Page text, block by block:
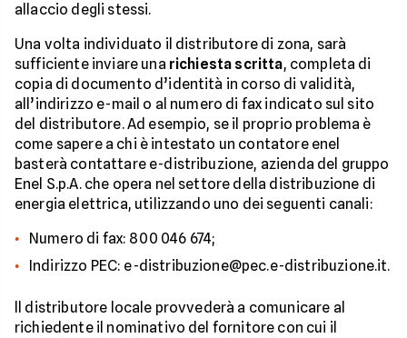
allaccio degli stessi.
Una volta individuato il distributore di zona, sarà
sufficiente inviare una richiesta scritta, completa di
copia di documento d’identità in corso di validità,
all’indirizzo e-mail o al numero di fax indicato sul sito
del distributore. Ad esempio, se il proprio problema è
come sapere a chi è intestato un contatore enel
basterà contattare e-distribuzione, azienda del gruppo
Enel S.p.A. che opera nel settore della distribuzione di
energia elettrica, utilizzando uno dei seguenti canali:
Numero di fax: 800 046 674;
Indirizzo PEC: e-distribuzione@pec.e-distribuzione.it.
ll distributore locale provvederà a comunicare al
richiedente il nominativo del fornitore con cui il